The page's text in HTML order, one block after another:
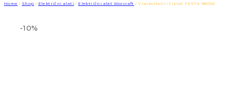
Home / Shop / Električni alati / Električni alat Worcraft / Visokotlačni čistač FESTA 1800W
-10%